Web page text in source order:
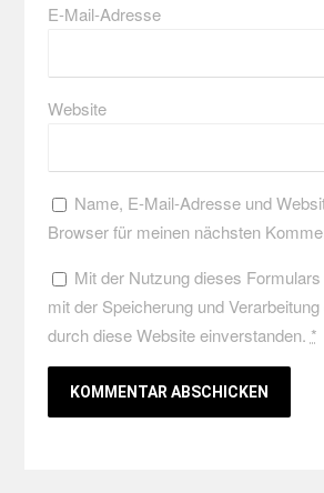
E-Mail-Adresse
Website
Name, E-Mail-Adresse und
Browser für meinen nächsten
Mit der Nutzung dieses
mit der Speicherung und
durch diese Website einverstanden. *